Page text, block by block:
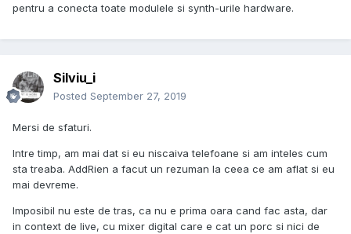
pentru a conecta toate modulele si synth-urile hardware.
Silviu_i
Posted September 27, 2019
Mersi de sfaturi.
Intre timp, am mai dat si eu niscaiva telefoane si am inteles cum
sta treaba. AddRien a facut un rezuman la ceea ce am aflat si eu
mai devreme.
Imposibil nu este de tras, ca nu e prima oara cand fac asta, dar
in context de live, cu mixer digital care e cat un porc si nici de